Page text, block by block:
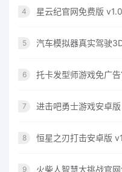
4 星云纪官网免费版
5
6
7 进击吧勇士游戏安卓
8 恒星之刃打击安卓版
9